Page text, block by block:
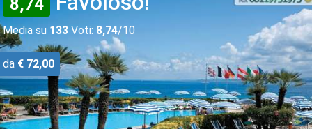
8,74
Media su 133 Voti: 8,74/10
da € 72,00